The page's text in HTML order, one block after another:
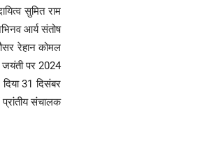
सुमित राम
आर्य संतोष
रेहान कोमल
जयंती पर 2024
31 दिसंबर
संचालक